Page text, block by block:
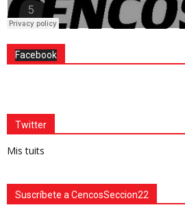
Facebook
Twitter
Mis tuits
Suscríbete a CencosSeccion22